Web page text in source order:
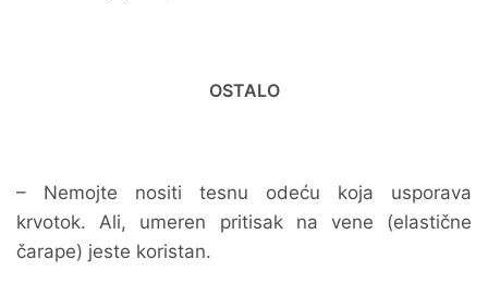
OSTALO
– Nemojte nositi tesnu odeću koja usporava
krvotok. Ali, umeren pritisak na vene (elastične
čarape) jeste koristan.